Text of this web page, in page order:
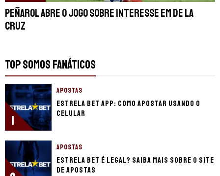
Peñarol abre o jogo sobre interesse em De la
Cruz
TOP SOMOS FANÁTICOS
1
APOSTAS
Estrela Bet app: Como apostar usando o
celular
APOSTAS
Estrela Bet é legal? Saiba mais sobre o site
de apostas